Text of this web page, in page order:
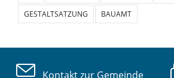
GESTALTSATZUNG
BAUAMT
Kontakt zur Gemeinde